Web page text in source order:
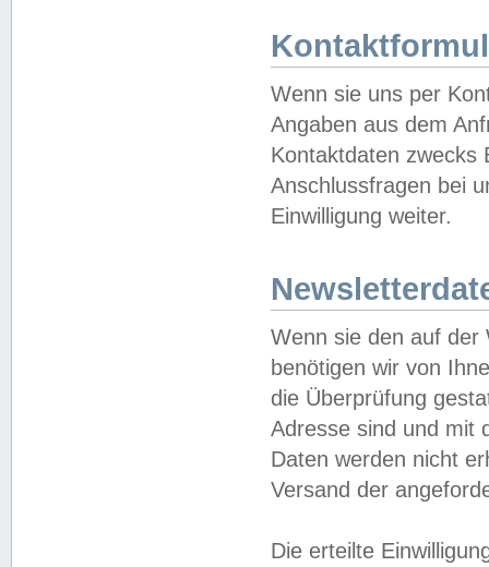
Wenn sie uns per
Angaben aus dem
Kontaktdaten zwecks
Anschlussfragen bei
Einwilligung weiter.
Wenn sie den auf der
benötigen wir von
die Überprüfung
Adresse sind und mit
Daten werden nicht
Versand der
Die erteilte